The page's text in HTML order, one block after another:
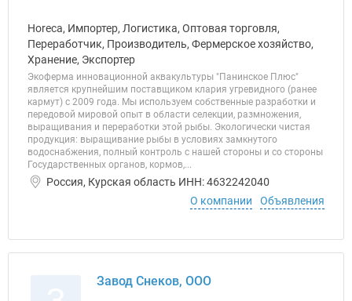
Horeca, Импортер, Логистика, Оптовая торговля,
Переработчик, Производитель, Фермерское хозяйство,
Хранение, Экспортер
Экоферма инновационной аквакультуры "Панинское Плюс"
является крупнейшим поставщиком клария угревидного (ранее
кармут) с 2009 года. Мы используем собственные разработки и
передовой мировой опыт в области селекции, размножения,
выращивания и переработки этой рыбы. Экологически чистая
продукция: выращивание рыбы в условиях замкнутого
водоснабжения, полный контроль с нашей стороны и со стороны
Государственных органов, кормов,...
Россия, Курская область ИНН: 4632242040
О компании
Объявления
Завод Снеков, ООО